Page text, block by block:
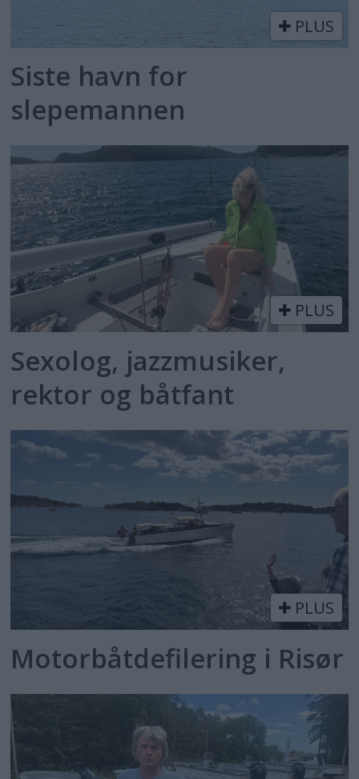
PLUS
Siste havn for
slepemannen
PLUS
Sexolog, jazzmusiker,
rektor og båtfant
PLUS
Motorbåtdefilering i Risør